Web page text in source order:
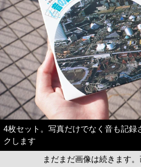
4枚セット。写真だけでなく音も記録
クします
まだまだ画像は続きます。